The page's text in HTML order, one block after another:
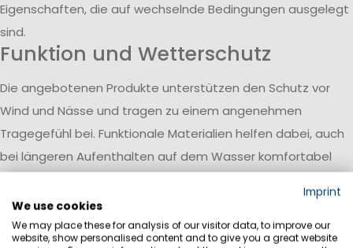
Eigenschaften, die auf wechselnde Bedingungen ausgelegt
sind.
Funktion und Wetterschutz
Die angebotenen Produkte unterstützen den Schutz vor
Wind und Nässe und tragen zu einem angenehmen
Tragegefühl bei. Funktionale Materialien helfen dabei, auch
bei längeren Aufenthalten auf dem Wasser komfortabel
Ergänzung durch
Alltagsbekleidung
Imprint
We use cookies
We may place these for analysis of our visitor data, to improve our
website, show personalised content and to give you a great website